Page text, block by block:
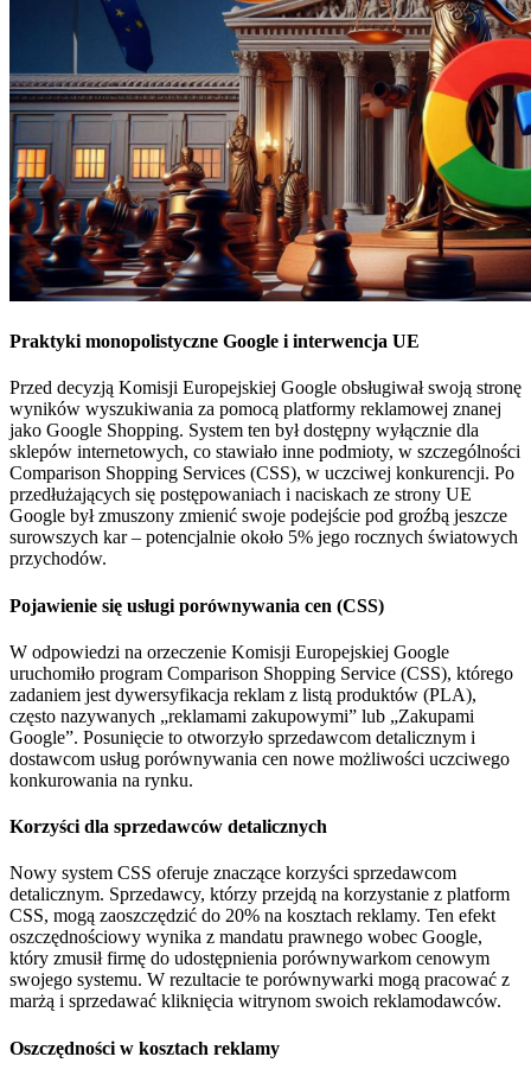
Praktyki monopolistyczne Google i interwencja UE
Przed decyzją Komisji Europejskiej Google obsługiwał swoją stronę
wyników wyszukiwania za pomocą platformy reklamowej znanej
jako Google Shopping. System ten był dostępny wyłącznie dla
sklepów internetowych, co stawiało inne podmioty, w szczególności
Comparison Shopping Services (CSS), w uczciwej konkurencji. Po
przedłużających się postępowaniach i naciskach ze strony UE
Google był zmuszony zmienić swoje podejście pod groźbą jeszcze
surowszych kar – potencjalnie około 5% jego rocznych światowych
przychodów.
Pojawienie się usługi porównywania cen (CSS)
W odpowiedzi na orzeczenie Komisji Europejskiej Google
uruchomiło program Comparison Shopping Service (CSS), którego
zadaniem jest dywersyfikacja reklam z listą produktów (PLA),
często nazywanych „reklamami zakupowymi” lub „Zakupami
Google”. Posunięcie to otworzyło sprzedawcom detalicznym i
dostawcom usług porównywania cen nowe możliwości uczciwego
konkurowania na rynku.
Korzyści dla sprzedawców detalicznych
Nowy system CSS oferuje znaczące korzyści sprzedawcom
detalicznym. Sprzedawcy, którzy przejdą na korzystanie z platform
CSS, mogą zaoszczędzić do 20% na kosztach reklamy. Ten efekt
oszczędnościowy wynika z mandatu prawnego wobec Google,
który zmusił firmę do udostępnienia porównywarkom cenowym
swojego systemu. W rezultacie te porównywarki mogą pracować z
marżą i sprzedawać kliknięcia witrynom swoich reklamodawców.
Oszczędności w kosztach reklamy